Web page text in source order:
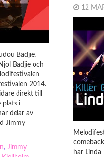
Badjie,
Badjie och
2014.
direkt till
plats i
delar av
Jimmy
, Jimmy
12
har Linda